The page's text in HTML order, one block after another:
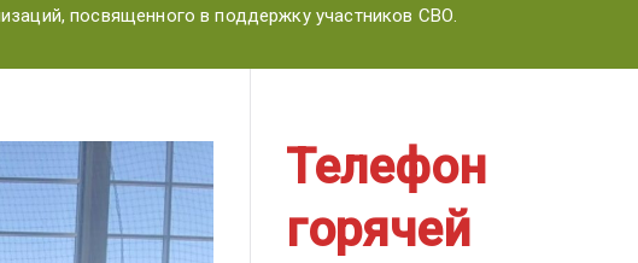
посвященного в поддержку участников СВО.
Телефон
горячей